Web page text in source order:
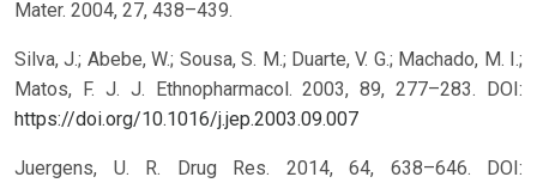
Mater. 2004, 27, 438–439.
Silva, J.; Abebe, W.; Sousa, S. M.; Duarte, V. G.; Machado, M. I.;
Matos, F. J. J. Ethnopharmacol. 2003, 89, 277–283. DOI:
https://doi.org/10.1016/j.jep.2003.09.007
Juergens, U. R. Drug Res. 2014, 64, 638–646. DOI: